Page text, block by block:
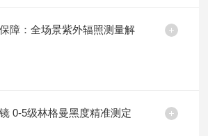
障：全场景紫外辐照测量解
0-5级林格曼黑度精准测定